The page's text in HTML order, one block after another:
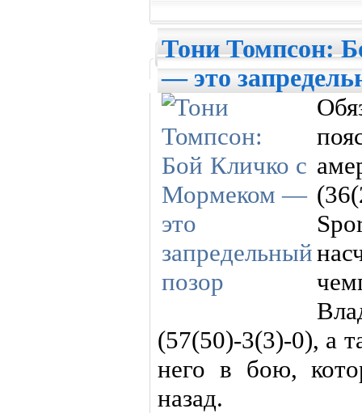
Тони Томпсон:
— это
(57(50)-3(3)-0), а
него в бою,
назад.